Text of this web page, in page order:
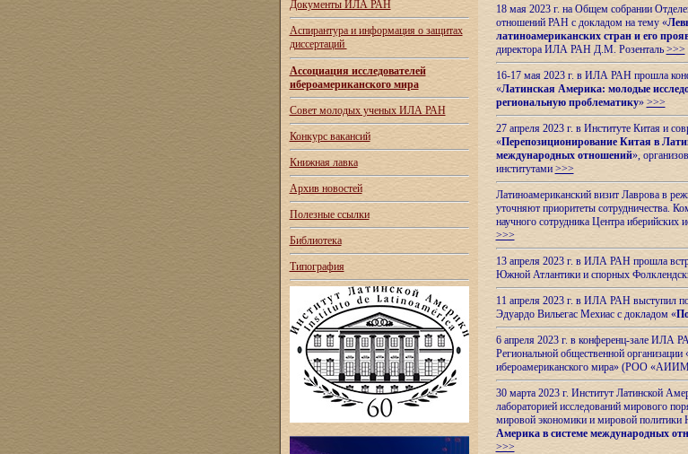
Документы ИЛА РАН
Аспирантура и информация о защитах
диссертаций
Ассоциация исследователей
ибероамериканского мира
Совет молодых ученых ИЛА РАН
Конкурс вакансий
Книжная лавка
Архив новостей
Полезные ссылки
Библиотека
Типография
18 мая 2023 г. на Общем собрании
отношений РАН с докладом на тему «
латиноамериканских стран и его
директора ИЛА РАН Д.М. Розенталь >>>
16-17 мая 2023 г. в ИЛА РАН прошла
«Латинская Америка: молодые
региональную проблематику» >>>
27 апреля 2023 г. в Институте Китая и
«Перепозиционирование Китая в
международных отношений»,
институтами >>>
Латиноамериканский визит Лаврова в
уточняют приоритеты сотрудничества.
научного сотрудника Центра
>>>
13 апреля 2023 г. в ИЛА РАН прошла
Южной Атлантики и спорных
11 апреля 2023 г. в ИЛА РАН выступил
Эдуардо Вильегас Мехиас c докладом «
6 апреля 2023 г. в конференц-зале ИЛА
Региональной общественной организации
ибероамериканского мира» (РОО
30 марта 2023 г. Институт Латинской
лабораторией исследований мирового
мировой экономики и мировой
Америка в системе международных
>>>